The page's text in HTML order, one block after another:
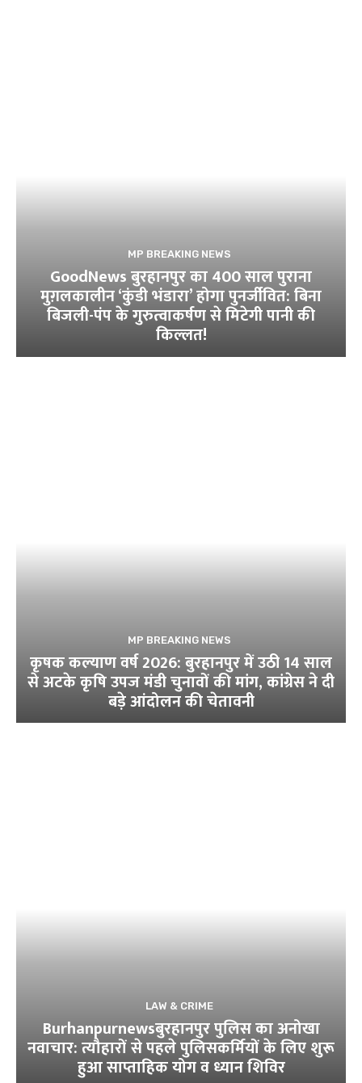
MP BREAKING NEWS
GoodNews बुरहानपुर का 400 साल पुराना
मुग़लकालीन ‘कुंडी भंडारा’ होगा पुनर्जीवित: बिना
बिजली-पंप के गुरुत्वाकर्षण से मिटेगी पानी की
किल्लत!
MP BREAKING NEWS
कृषक कल्याण वर्ष 2026: बुरहानपुर में उठी 14 साल
से अटके कृषि उपज मंडी चुनावों की मांग, कांग्रेस ने दी
बड़े आंदोलन की चेतावनी
LAW & CRIME
Burhanpurnewsबुरहानपुर पुलिस का अनोखा
नवाचार: त्यौहारों से पहले पुलिसकर्मियों के लिए शुरू
हुआ साप्ताहिक योग व ध्यान शिविर